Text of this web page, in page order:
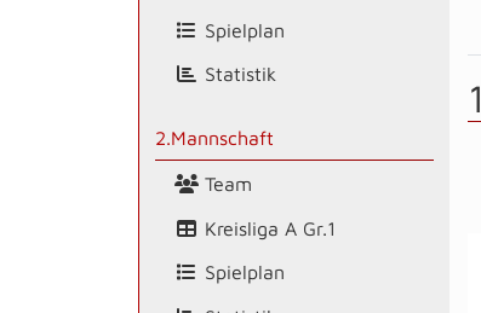
Spielplan
Statistik
2.Mannschaft
Team
Kreisliga A Gr.1
Spielplan